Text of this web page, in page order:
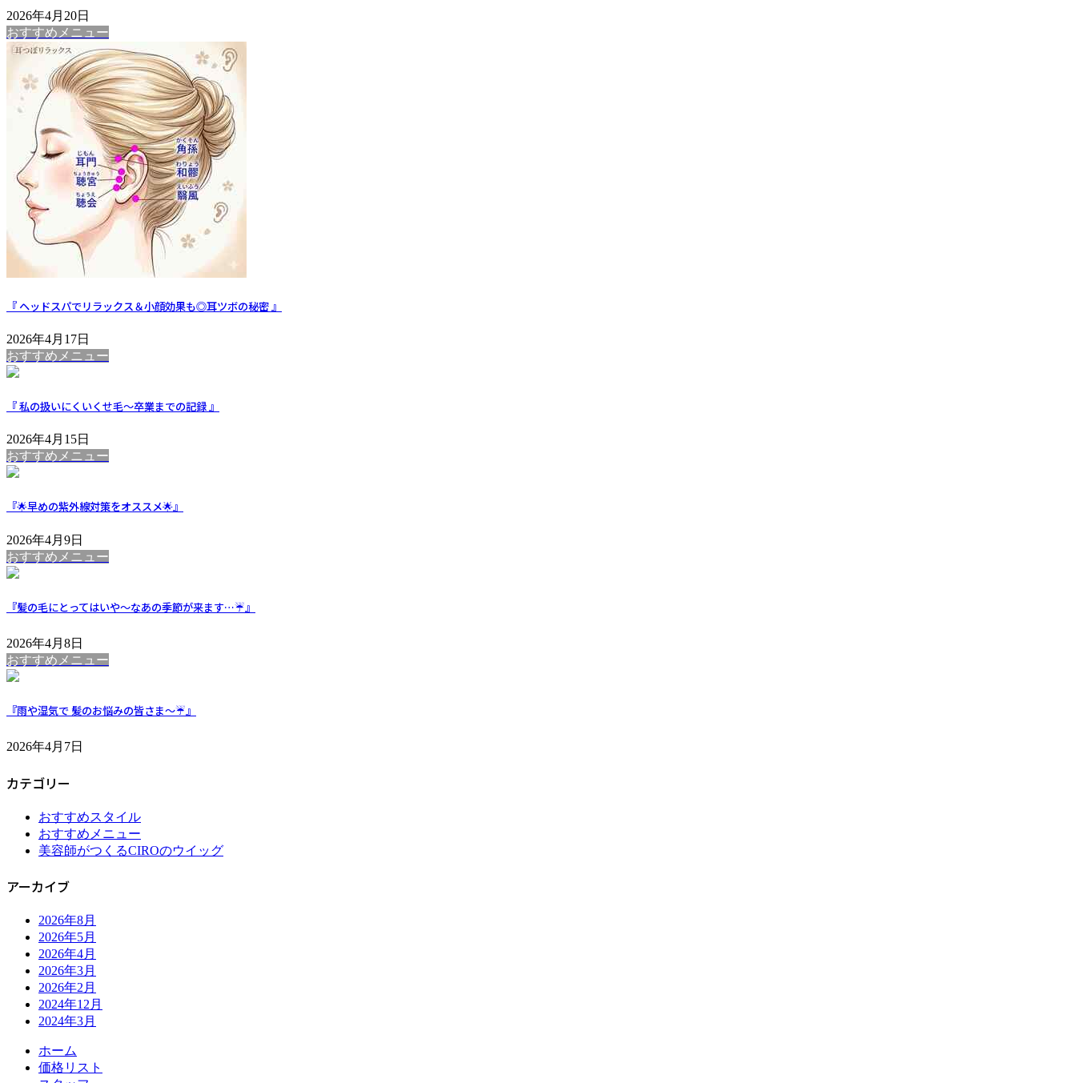
2026年4月20日
おすすめメニュー
『 ヘッドスパでリラックス＆小顔効果も◎耳ツボの秘密 』
2026年4月17日
おすすめメニュー
『 私の扱いにくいくせ毛～卒業までの記録 』
2026年4月15日
おすすめメニュー
『🌟早めの紫外線対策をオススメ🌟』
2026年4月9日
おすすめメニュー
『髪の毛にとってはいや～なあの季節が来ます…☔』
2026年4月8日
おすすめメニュー
『雨や湿気で 髪のお悩みの皆さま～☔』
2026年4月7日
カテゴリー
おすすめスタイル
おすすめメニュー
美容師がつくるCIROのウイッグ
アーカイブ
2026年8月
2026年5月
2026年4月
2026年3月
2026年2月
2024年12月
2024年3月
ホーム
価格リスト